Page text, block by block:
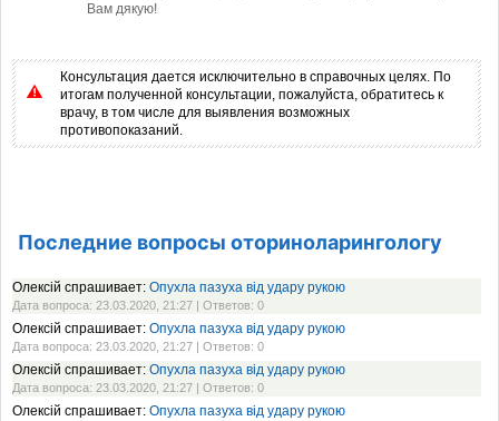
Вам дякую!
Консультация дается исключительно в справочных целях. По
итогам полученной консультации, пожалуйста, обратитесь к
врачу, в том числе для выявления возможных
противопоказаний.
Последние вопросы оториноларингологу
Олексій спрашивает: Опухла пазуха від удару рукою
Дата вопроса: 23.03.2020, 21:27 | Ответов: 0
Олексій спрашивает: Опухла пазуха від удару рукою
Дата вопроса: 23.03.2020, 21:27 | Ответов: 0
Олексій спрашивает: Опухла пазуха від удару рукою
Дата вопроса: 23.03.2020, 21:27 | Ответов: 0
Олексій спрашивает: Опухла пазуха від удару рукою